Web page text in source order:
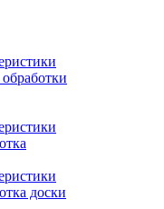
доски